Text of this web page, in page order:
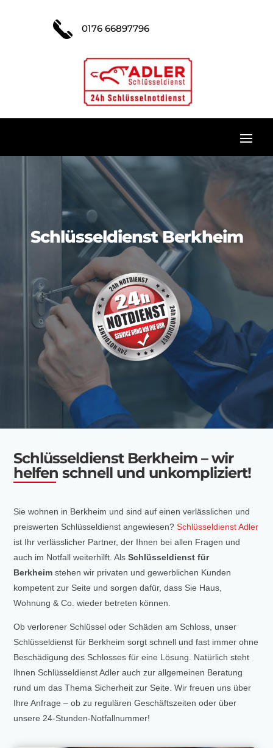
0176 66897796
Schlüsseldienst Berkheim
Schlüsseldienst Berkheim – wir
helfen schnell und unkompliziert!
Sie wohnen in Berkheim und sind auf einen verlässlichen und
preiswerten Schlüsseldienst angewiesen?Schlüsseldienst Adler
ist Ihr verlässlicher Partner, der Ihnen bei allen Fragen und
auch im Notfall weiterhilft. AlsSchlüsseldienst für
Berkheim stehen wir privaten und gewerblichen Kunden
kompetent zur Seite und sorgen dafür, dass Sie Haus,
Wohnung & Co. wieder betreten können.
Ob verlorener Schlüssel oder Schäden am Schloss, unser
Schlüsseldienst für Berkheim sorgt schnell und fast immer ohne
Beschädigung des Schlosses für eine Lösung. Natürlich steht
Ihnen Schlüsseldienst Adler auch zur allgemeinen Beratung
rund um das Thema Sicherheit zur Seite. Wir freuen uns über
Ihre Anfrage – ob zu regulären Geschäftszeiten oder über
unsere 24-Stunden-Notfallnummer!